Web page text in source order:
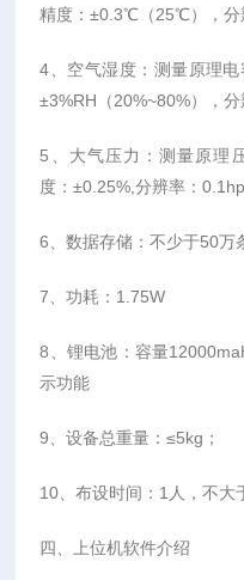
精度：±0.3℃（25℃），分
4、空气湿度：测量原理电
±3%RH（20%~80%），
5、大气压力：测量原理
度：±0.25%,分辨率：
6、数据存储：不少于50万
7、功耗：1.75W
8、锂电池：容量
示功能
9、设备总重量：≤5kg；
10、布设时间：1人，不大
四、上位机软件介绍